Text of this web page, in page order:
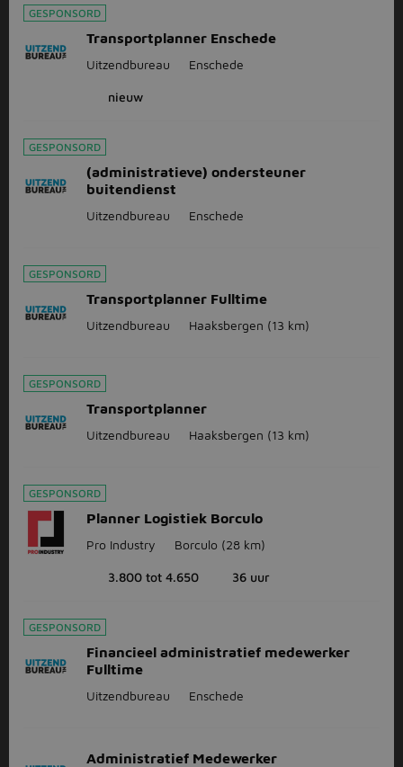
GESPONSORD
Transportplanner Enschede
Uitzendbureau Enschede
nieuw
GESPONSORD
(administratieve) ondersteuner
buitendienst
Uitzendbureau Enschede
GESPONSORD
Transportplanner Fulltime
Uitzendbureau Haaksbergen (13 km)
GESPONSORD
Transportplanner
Uitzendbureau Haaksbergen (13 km)
GESPONSORD
Planner Logistiek Borculo
Pro Industry Borculo (28 km)
3.800 tot 4.650 36 uur
GESPONSORD
Financieel administratief medewerker
Fulltime
Uitzendbureau Enschede
Administratief Medewerker